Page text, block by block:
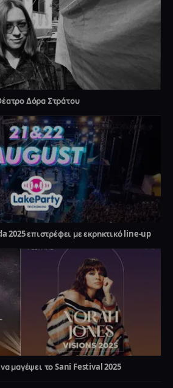
Δόρα Στράτου
2025 επιστρέφει με εκρηκτικό line-up
μαγέψει το Sani Festival 2025